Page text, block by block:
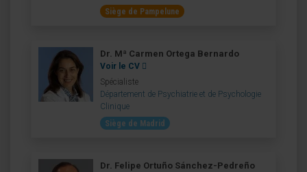
Siège de Pampelune
Dr. Mª Carmen Ortega Bernardo
Voir le CV
Spécialiste
Département de Psychiatrie et de Psychologie
Clinique
Siège de Madrid
Dr. Felipe Ortuño Sánchez-Pedreño